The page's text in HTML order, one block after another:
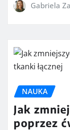
Gabriela
NAUKA
Jak
poprzez